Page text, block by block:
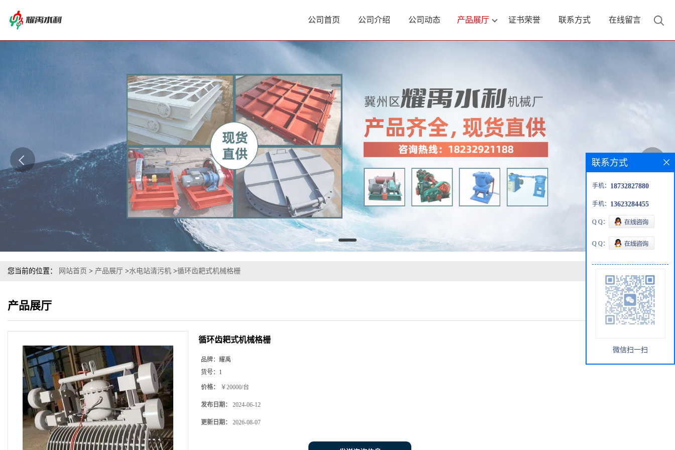
公司首页 公司介绍 公司动态 产品展厅 证书荣誉 联系方式 在线留言
您当前的位置： 网站首页 > 产品展厅 >水电站清污机 >循环齿耙式机械格栅
产品展厅
循环齿耙式机械格栅
品牌： 耀禹
货号： 1
价格： ￥20000/台
发布日期： 2024-06-12
更新日期： 2026-08-07
联系方式
手机： 18732827880
手机： 13623284455
Q Q：
Q Q：
微信扫一扫